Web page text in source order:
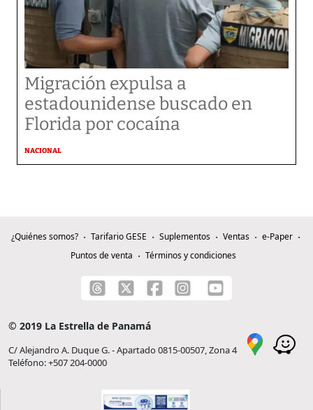
Migración expulsa a
estadounidense buscado en
Florida por cocaína
NACIONAL
¿Quiénes somos? Tarifario GESE Suplementos Ventas
e-Paper
Puntos de venta
Términos y condiciones
© 2019 La Estrella de Panamá
C/ Alejandro A. Duque G. - Apartado 0815-00507, Zona 4
Teléfono: +507 204-0000